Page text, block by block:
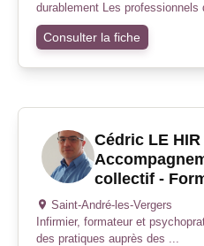
durablement Les professionnels
Consulter la fiche
Cédric LE
collectif -
Saint-André-les-Vergers
Infirmier, formateur et
des pratiques auprès des ...